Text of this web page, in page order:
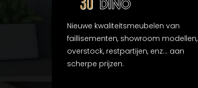
Nieuwe kwaliteitsmeubelen van
faillisementen, showroom modellen,
overstock, restpartijen, enz... aan
scherpe prijzen.